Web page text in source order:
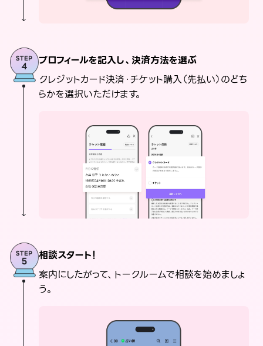
プロフィールを記入し、決済方法を選ぶ
クレジットカード決済・チケット購入（先払い）のどち
らかを選択いただけます。
相談スタート！
案内にしたがって、トークルームで相談を始めましょ
う。